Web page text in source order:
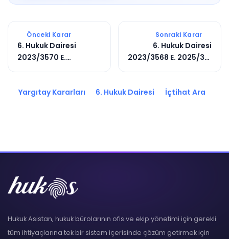
Önceki Karar
6. Hukuk Dairesi
2023/3570 E.
Sonraki Karar
6. Hukuk Dairesi
2023/3568 E. 2025/321
Yargıtay Kararları 6. Hukuk Dairesi İçtihat Ara
Hukuk Asistan, hukuk bürolarının ofis ve ekip yönetimi için gerekli
tüm ihtiyaçlarına tek bir sistem içerisinde çözüm getirmek için